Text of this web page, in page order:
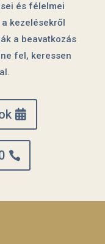
és félelmei
kezelésekről
a beavatkozás
fel, keressen